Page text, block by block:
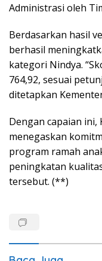
Administrasi oleh
Berdasarkan hasil
berhasil
kategori Nindya.
764,92, sesuai
ditetapkan
Dengan capaian ini,
menegaskan
program ramah
peningkatan
tersebut. (**)